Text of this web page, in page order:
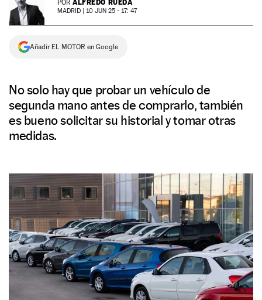
NEWSLETTER
SÍGUENOS
POR ALFREDO RUEDA
MADRID | 10 JUN 25 - 17: 47
Añadir EL MOTOR en Google
No solo hay que probar un vehículo de
segunda mano antes de comprarlo, también
es bueno solicitar su historial y tomar otras
medidas.